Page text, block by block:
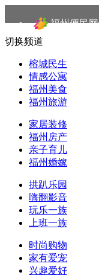
福州便民网
切换频道
榕城民生
情感公寓
福州美食
福州旅游
家居装修
福州房产
亲子育儿
福州婚嫁
拱趴乐园
嗨翻影音
玩乐一族
上班一族
时尚购物
家有爱宠
兴趣爱好